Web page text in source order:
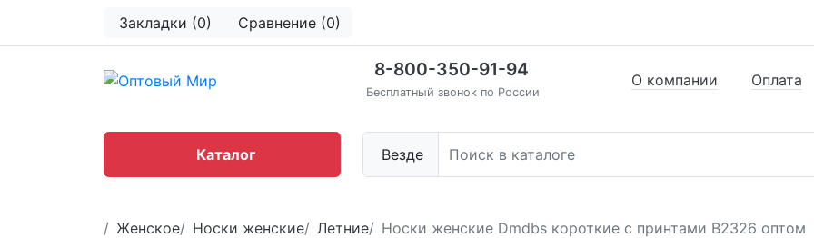
Закладки (0) Сравнение (0)
8-800-350-91-94
Бесплатный звонок по России
Везде
О компании Оплата
Каталог
Женское Носки женские Летние Носки женские Dmdbs короткие с принтами В2326 оптом